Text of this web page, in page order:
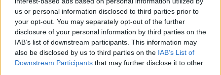
us or personal information disclosed to third parties prior to
your opt-out. You may separately opt-out of the further
disclosure of your personal information by third parties on the
IAB’s list of downstream participants. This information may
also be disclosed by us to third parties on the IAB’s List of
Downstream Participants that may further disclose it to other